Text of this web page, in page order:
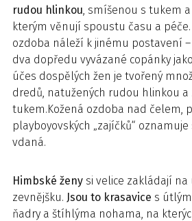
rudou hlinkou, smíšenou s tukem
kterým věnují spoustu času a péče.
ozdoba náleží k jinému postavení
dva dopředu vyvázané copánky
účes dospělých žen je tvořený
dredů, natužených rudou hlinkou a
tukem.Kožená ozdoba nad čelem,
playboyovských „zajíčků“
vdaná.
Himbské ženy si velice zakládají na
zevnějšku. Jsou to krasavice s
ňadry a štíhlýma nohama, na